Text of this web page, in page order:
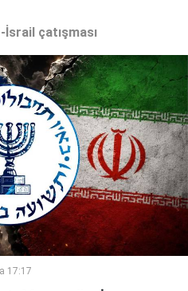
İsrail çatışması
17:17